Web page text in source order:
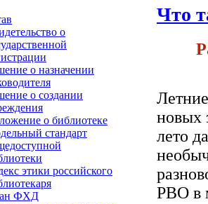
о
о назначении
о создании
о библиотеке
стандарт
этики российского
ФХД
Что
новых
лето
РВО в